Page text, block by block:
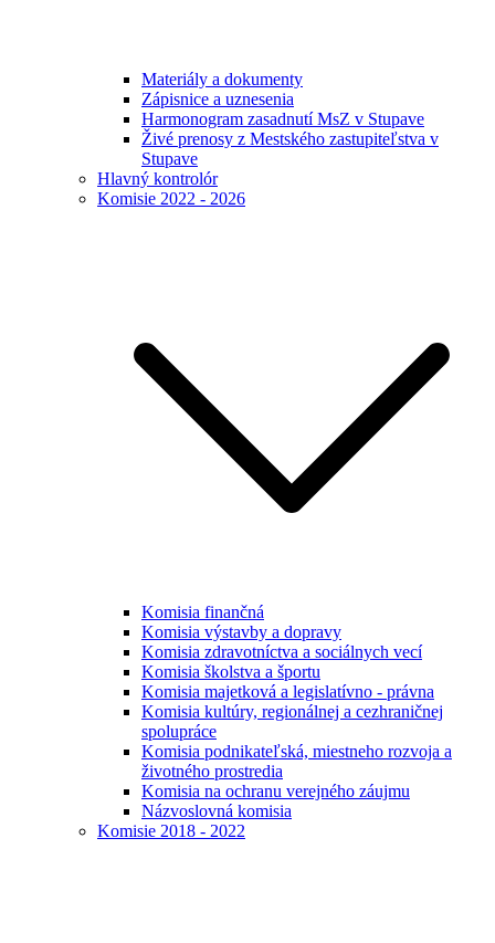
Materiály a dokumenty
Zápisnice a uznesenia
Harmonogram zasadnutí MsZ v Stupave
Živé prenosy z Mestského zastupiteľstva v
Stupave
Hlavný kontrolór
Komisie 2022 - 2026
Komisia finančná
Komisia výstavby a dopravy
Komisia zdravotníctva a sociálnych vecí
Komisia školstva a športu
Komisia majetková a legislatívno - právna
Komisia kultúry, regionálnej a cezhraničnej
spolupráce
Komisia podnikateľská, miestneho rozvoja a
životného prostredia
Komisia na ochranu verejného záujmu
Názvoslovná komisia
Komisie 2018 - 2022